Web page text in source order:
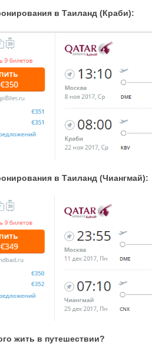
в Таиланд (Краби):
в Таиланд (Чиангмай):
жить в путешествии?